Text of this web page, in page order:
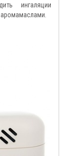
ингаляции